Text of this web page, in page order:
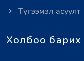
Түгээмэл асуулт
Холбоо барих